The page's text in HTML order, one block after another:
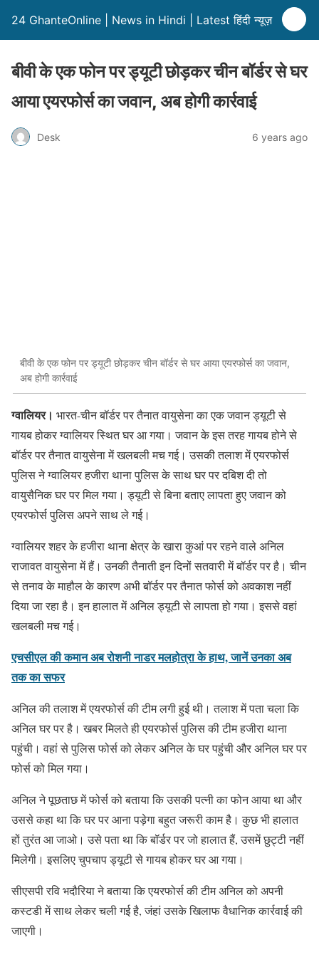
24 GhanteOnline | News in Hindi | Latest हिंदी न्यूज़
बीवी के एक फोन पर ड्यूटी छोड़कर चीन बॉर्डर से घर
आया एयरफोर्स का जवान, अब होगी कार्रवाई
Desk 6 years ago
बीवी के एक फोन पर ड्यूटी छोड़कर चीन बॉर्डर से घर आया एयरफोर्स का जवान,
अब होगी कार्रवाई
ग्वालियर। भारत-चीन बॉर्डर पर तैनात वायुसेना का एक जवान ड्यूटी से
गायब होकर ग्वालियर स्थित घर आ गया। जवान के इस तरह गायब होने से
बॉर्डर पर तैनात वायुसेना में खलबली मच गई। उसकी तलाश में एयरफोर्स
पुलिस ने ग्वालियर हजीरा थाना पुलिस के साथ घर पर दबिश दी तो
वायुसैनिक घर पर मिल गया। ड्यूटी से बिना बताए लापता हुए जवान को
एयरफोर्स पुलिस अपने साथ ले गई।
ग्वालियर शहर के हजीरा थाना क्षेत्र के खारा कुआं पर रहने वाले अनिल
राजावत वायुसेना में हैं। उनकी तैनाती इन दिनों सतवारी में बॉर्डर पर है। चीन
से तनाव के माहौल के कारण अभी बॉर्डर पर तैनात फोर्स को अवकाश नहीं
दिया जा रहा है। इन हालात में अनिल ड्यूटी से लापता हो गया। इससे वहां
खलबली मच गई।
एचसीएल की कमान अब रोशनी नाडर मलहोत्रा के हाथ, जानें उनका अब
तक का सफर
अनिल की तलाश में एयरफोर्स की टीम लगी हुई थी। तलाश में पता चला कि
अनिल घर पर है। खबर मिलते ही एयरफोर्स पुलिस की टीम हजीरा थाना
पहुंची। वहां से पुलिस फोर्स को लेकर अनिल के घर पहुंची और अनिल घर पर
फोर्स को मिल गया।
अनिल ने पूछताछ में फोर्स को बताया कि उसकी पत्नी का फोन आया था और
उससे कहा था कि घर पर आना पड़ेगा बहुत जरूरी काम है। कुछ भी हालात
हों तुरंत आ जाओ। उसे पता था कि बॉर्डर पर जो हालात हैं, उसमें छुट्टी नहीं
मिलेगी। इसलिए चुपचाप ड्यूटी से गायब होकर घर आ गया।
सीएसपी रवि भदौरिया ने बताया कि एयरफोर्स की टीम अनिल को अपनी
कस्टडी में साथ लेकर चली गई है, जंहां उसके खिलाफ वैधानिक कार्रवाई की
जाएगी।